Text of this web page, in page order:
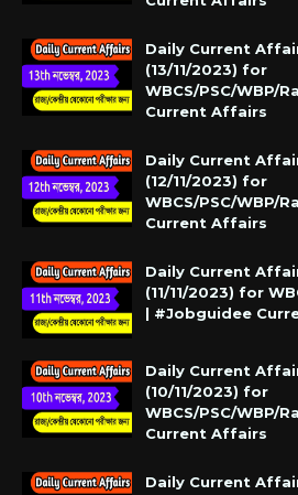
Daily Current
(13/11/2023) for
WBCS/PSC/WBP/
Current Affairs
Daily Current
(12/11/2023) for
WBCS/PSC/WBP/
Current Affairs
Daily Current
(11/11/2023) for
| #Jobguidee
Daily Current
(10/11/2023) for
WBCS/PSC/WBP/
Current Affairs
Daily Current